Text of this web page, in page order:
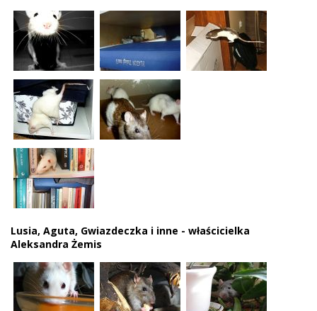
Lusia, Aguta, Gwiazdeczka i inne - właścicielka
Aleksandra Żemis
Chomiki
Króliki
Tchórzofretki
Szczury
Szynszyle
Świnki morskie
Inne